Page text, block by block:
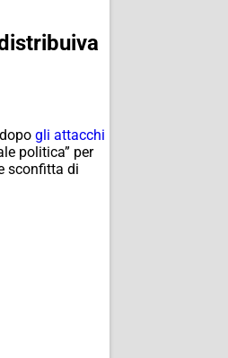
gli attacchi
politica” per
sconfitta di